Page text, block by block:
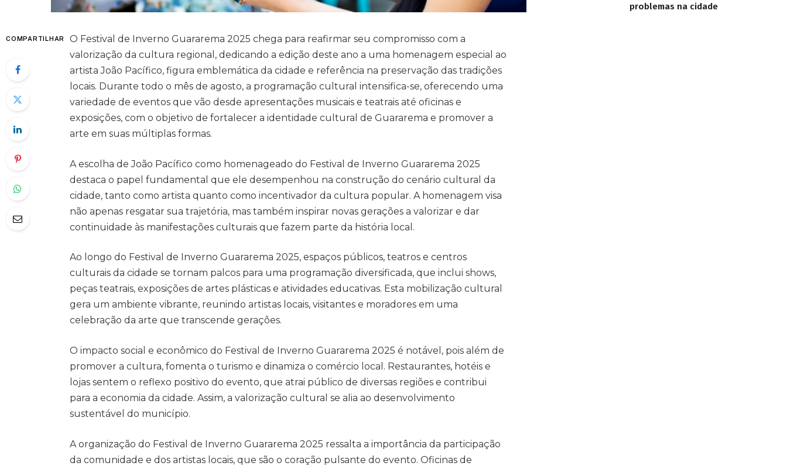
COMPARTILHAR
O Festival de Inverno Guararema 2025 chega para reafirmar seu compromisso com a
valorização da cultura regional, dedicando a edição deste ano a uma homenagem especial ao
artista João Pacífico, figura emblemática da cidade e referência na preservação das tradições
locais. Durante todo o mês de agosto, a programação cultural intensifica-se, oferecendo uma
variedade de eventos que vão desde apresentações musicais e teatrais até oficinas e
exposições, com o objetivo de fortalecer a identidade cultural de Guararema e promover a
arte em suas múltiplas formas.
A escolha de João Pacífico como homenageado do Festival de Inverno Guararema 2025
destaca o papel fundamental que ele desempenhou na construção do cenário cultural da
cidade, tanto como artista quanto como incentivador da cultura popular. A homenagem visa
não apenas resgatar sua trajetória, mas também inspirar novas gerações a valorizar e dar
continuidade às manifestações culturais que fazem parte da história local.
Ao longo do Festival de Inverno Guararema 2025, espaços públicos, teatros e centros
culturais da cidade se tornam palcos para uma programação diversificada, que inclui shows,
peças teatrais, exposições de artes plásticas e atividades educativas. Esta mobilização cultural
gera um ambiente vibrante, reunindo artistas locais, visitantes e moradores em uma
celebração da arte que transcende gerações.
O impacto social e econômico do Festival de Inverno Guararema 2025 é notável, pois além de
promover a cultura, fomenta o turismo e dinamiza o comércio local. Restaurantes, hotéis e
lojas sentem o reflexo positivo do evento, que atrai público de diversas regiões e contribui
para a economia da cidade. Assim, a valorização cultural se alia ao desenvolvimento
sustentável do município.
A organização do Festival de Inverno Guararema 2025 ressalta a importância da participação
da comunidade e dos artistas locais, que são o coração pulsante do evento. Oficinas de
problemas na cidade